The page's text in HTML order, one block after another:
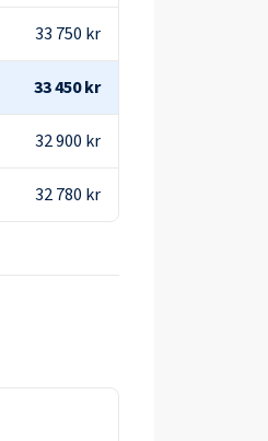
33 750 kr
33 450 kr
32 900 kr
32 780 kr